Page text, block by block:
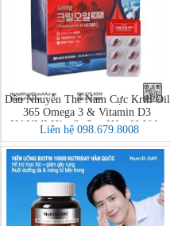
Dầu Nhuyễn Thể Nam Cực Krill Oil
365 Omega 3 & Vitamin D3
HANMI Hàn Quốc - Hộp 60 Viên
Liên hệ 098.679.8008